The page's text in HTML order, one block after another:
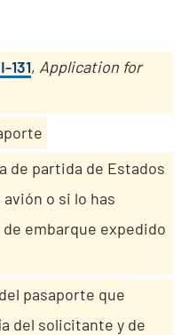
131, Application for
de partida de Estados
o si lo has
embarque expedido
pasaporte que
del solicitante y de